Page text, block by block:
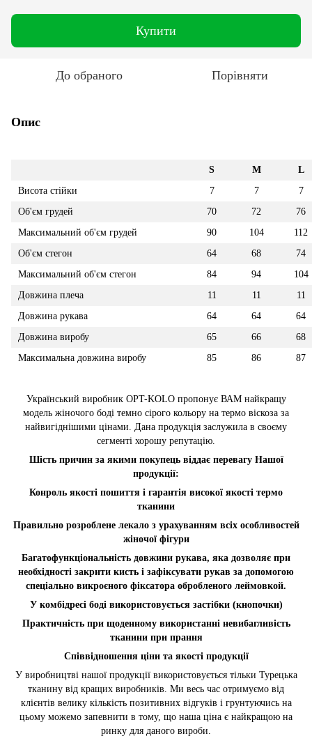
Купити
До обраного Порівняти
Опис
S M
L
Висота стійки
7 7
7
Об'єм грудей
70 72
76
Максимальний об'єм грудей
90 104
112
Об'єм стегон
64 68
74
Максимальний об'єм стегон
84 94
104
Довжина плеча
11 11
11
Довжина рукава
64 64
64
Довжина виробу
65 66
68
Максимальна довжина виробу
85 86 87
Український виробник OPT-KOLO пропонує ВАМ найкращу
модель жіночого боді темно сірого кольору на термо віскоза за
найвигіднішими цінами. Дана продукція заслужила в своєму
сегменті хорошу репутацію.
Шість причин за якими покупець віддає перевагу Нашої
продукції:
Конроль якості пошиття і гарантія високої якості термо
тканини
Правильно розроблене лекало з урахуванням всіх особливостей
жіночої фігури
Багатофункціональність довжини рукава, яка дозволяє при
необхідності закрити кисть і зафіксувати рукав за допомогою
спеціально викроєного фіксатора обробленого леймовкой.
У комбідресі боді використовується застібки (кнопочки)
Практичність при щоденному використанні невибагливість
тканини при прання
Співвідношення ціни та якості продукції
У виробництві нашої продукції використовується тільки Турецька
тканину від кращих виробників. Ми весь час отримуємо від
клієнтів велику кількість позитивних відгуків і грунтуючись на
цьому можемо запевнити в тому, що наша ціна є найкращою на
ринку для даного вироби.